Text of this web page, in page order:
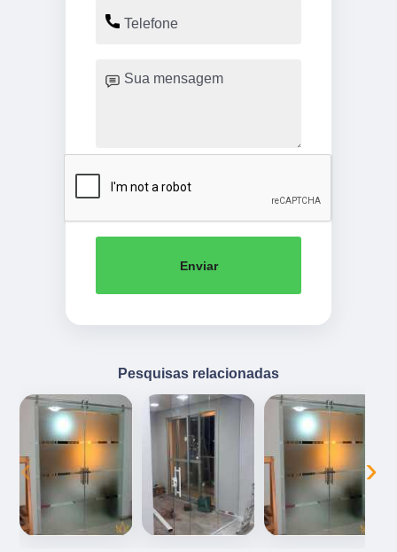
Enviar
Pesquisas relacionadas
‹ ›